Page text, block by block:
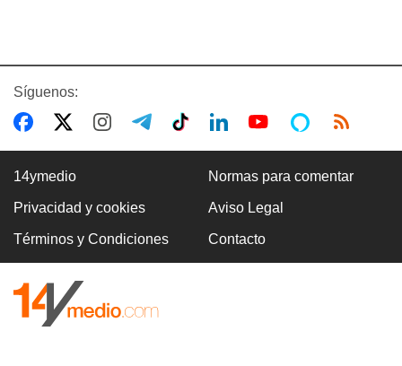
Síguenos:
14ymedio Normas para comentar
Privacidad y cookies Aviso Legal
Términos y Condiciones Contacto